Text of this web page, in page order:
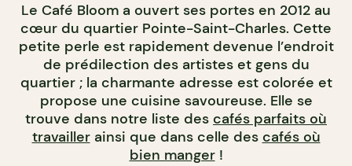
Le Café Bloom a ouvert ses portes en 2012 au
cœur du quartier Pointe-Saint-Charles. Cette
petite perle est rapidement devenue l’endroit
de prédilection des artistes et gens du
quartier ; la charmante adresse est colorée et
propose une cuisine savoureuse. Elle se
trouve dans notre liste des cafés parfaits où
travaillerainsi que dans celle des cafés où
bien manger!